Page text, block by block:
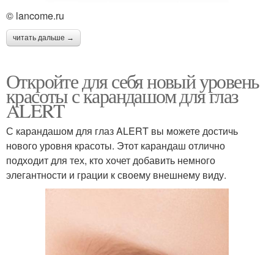
© lancome.ru
читать дальше →
Откройте для себя новый уровень
красоты с карандашом для глаз
ALERT
С карандашом для глаз ALERT вы можете достичь
нового уровня красоты. Этот карандаш отлично
подходит для тех, кто хочет добавить немного
элегантности и грации к своему внешнему виду.